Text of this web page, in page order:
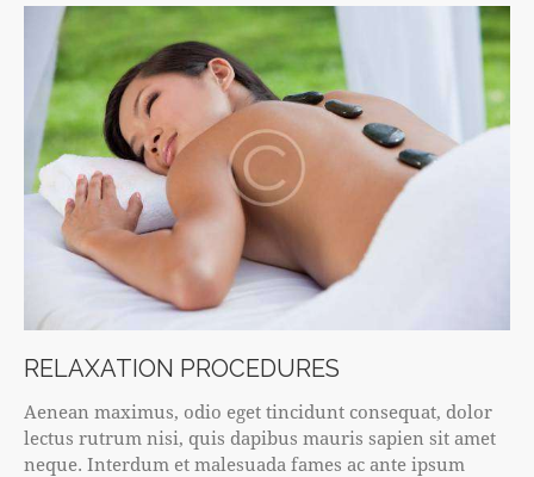
RELAXATION PROCEDURES
Aenean maximus, odio eget tincidunt consequat, dolor
lectus rutrum nisi, quis dapibus mauris sapien sit amet
neque. Interdum et malesuada fames ac ante ipsum